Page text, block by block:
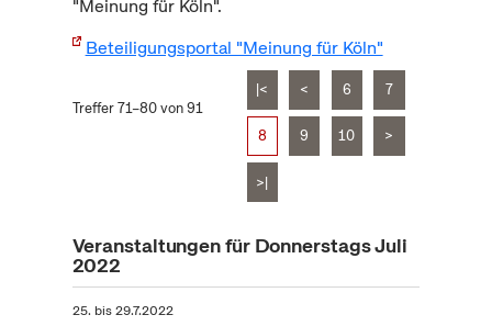
"Meinung für Köln".
Beteiligungsportal "Meinung für Köln"
Treffer 71–80 von 91
|< < 6 7
8 9 10 >
>|
Veranstaltungen für Donnerstags Juli
2022
25. bis29.7.2022